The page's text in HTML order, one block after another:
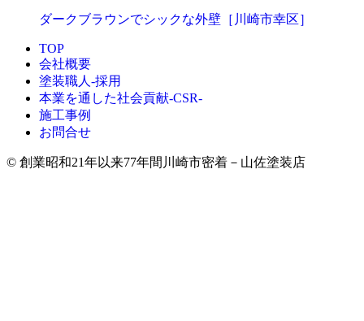
ダークブラウンでシックな外壁［川崎市幸区］
TOP
会社概要
塗装職人-採用
本業を通した社会貢献-CSR-
施工事例
お問合せ
© 創業昭和21年以来77年間川崎市密着－山佐塗装店